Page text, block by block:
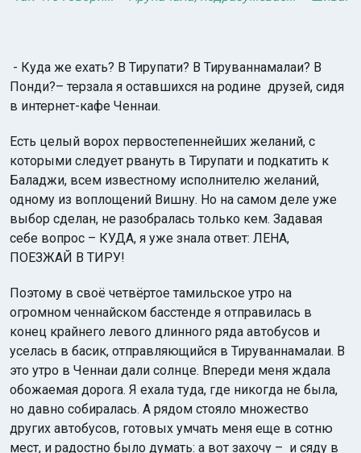
- Куда же ехать? В Тирупати? В Тируваннамалаи? В
Понди?– терзала я оставшихся на родине друзей, сидя
в интернет-кафе Ченнаи.
Есть целый ворох первостепеннейших желаний, с
которыми следует рвануть в Тирупати и подкатить к
Баладжи, всем известному исполнителю желаний,
одному из воплощений Вишну. Но на самом деле уже
выбор сделан, не разобралась только кем. Задавая
себе вопрос – КУДА, я уже знала ответ: ЛЕНА,
ПОЕЗЖАЙ В ТИРУ!
Поэтому в своё четвёртое тамильское утро на
огромном ченнайском басстенде я отправилась в
конец крайнего левого длинного ряда автобусов и
уселась в басик, отправляющийся в Тируваннамалаи. В
это утро в Ченнаи дали солнце. Впереди меня ждала
обожаемая дорога. Я ехала туда, где никогда не была,
но давно собиралась. А рядом стояло множество
других автобусов, готовых умчать меня еще в сотню
мест, и радостно было думать: а вот захочу – и сяду в